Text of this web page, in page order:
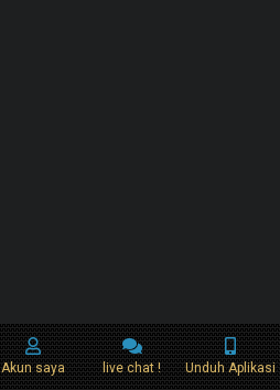
Akun saya live chat ! Unduh Aplikasi